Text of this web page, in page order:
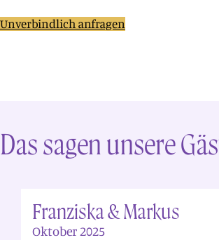
Unverbindlich anfragen
Das sagen unsere
Franziska & Markus
Oktober 2025